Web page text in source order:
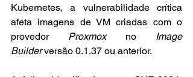
Kubernetes, a vulnerabilidade crítica
afeta imagens de VM criadas com o
provedor Proxmox no Image
Builder versão 0.1.37 ou anterior.